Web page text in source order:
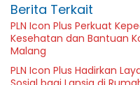
Berita Terkait
PLN Icon Plus Perkuat
Kesehatan dan Bantuan
Malang
PLN Icon Plus Hadirkan